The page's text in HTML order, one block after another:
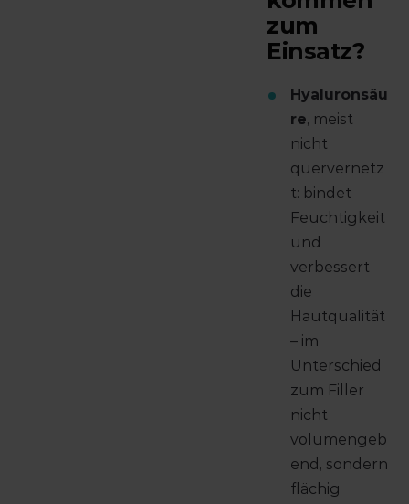
zum
Einsatz?
Hyaluronsäu
re, meist
nicht
quervernetz
t: bindet
Feuchtigkeit
und
verbessert
die
Hautqualität
– im
Unterschied
zum Filler
nicht
volumengeb
end, sondern
flächig